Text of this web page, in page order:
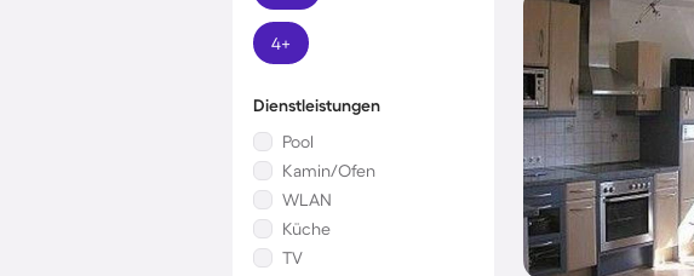
4+
Dienstleistungen
Pool
Kamin/Ofen
WLAN
Küche
TV